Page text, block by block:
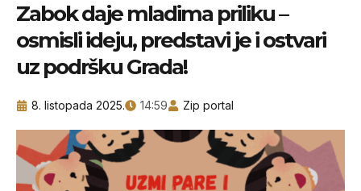
Zabok daje mladima priliku –
osmisli ideju, predstavi je i ostvari
uz podršku Grada!
8. listopada 2025. 14:59 Zip portal